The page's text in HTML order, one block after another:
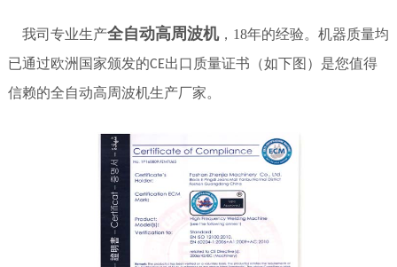
我司专业生产全自动高周波机， 18年的经验。机器质量均
已通过欧洲国家颁发的CE出口质量证书（如下图）是您值得
信赖的全自动高周波机生产厂家。